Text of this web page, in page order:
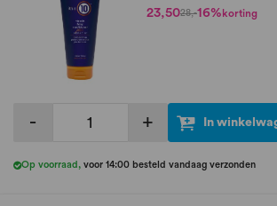
23,5028,-16% korting
- + In
Op voorraad , voor 14:00 besteld vandaag verzonden